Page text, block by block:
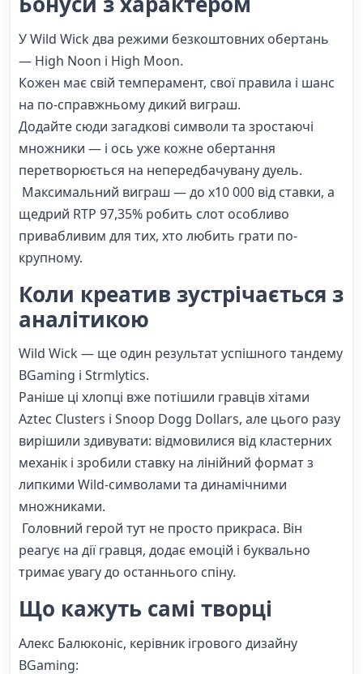
У Wild Wick два режими безкоштовних обертань
— High Noon і High Moon.
Кожен має свій темперамент, свої правила і шанс
на по-справжньому дикий виграш.
Додайте сюди загадкові символи та зростаючі
множники — і ось уже кожне обертання
перетворюється на непередбачувану дуель.
Максимальний виграш — до x10 000 від ставки, а
щедрий RTP 97,35% робить слот особливо
привабливим для тих, хто любить грати по-
крупному.
Коли креатив зустрічається з
аналітикою
Wild Wick — ще один результат успішного тандему
BGaming і Strmlytics.
Раніше ці хлопці вже потішили гравців хітами
Aztec Clusters і Snoop Dogg Dollars, але цього разу
вирішили здивувати: відмовилися від кластерних
механік і зробили ставку на лінійний формат з
липкими Wild-символами та динамічними
множниками.
Головний герой тут не просто прикраса. Він
реагує на дії гравця, додає емоцій і буквально
тримає увагу до останнього спіну.
Що кажуть самі творці
Алекс Балюконіс, керівник ігрового дизайну
BGaming: